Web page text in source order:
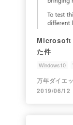
Microsoft
た件
Windows10
万年ダイエ
2019/06/12